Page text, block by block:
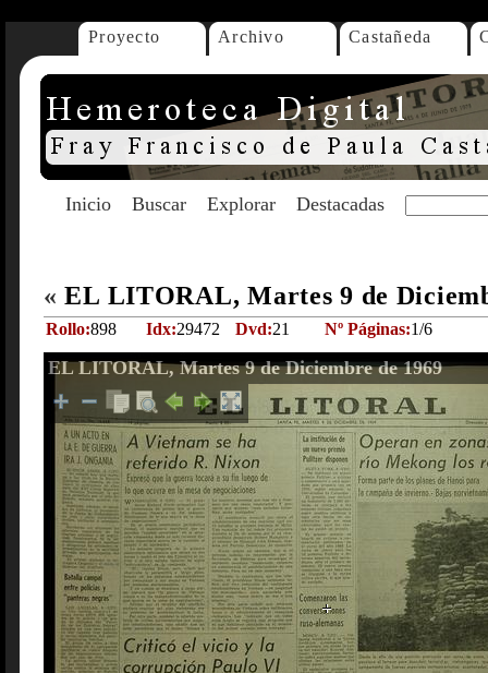
Proyecto Archivo Castañeda
Inicio Buscar Explorar Destacadas
« EL LITORAL, Martes 9 de
Rollo:898 Idx:29472 Dvd:21 Nº Páginas:1/6
EL LITORAL, Martes 9 de Diciembre de 1969